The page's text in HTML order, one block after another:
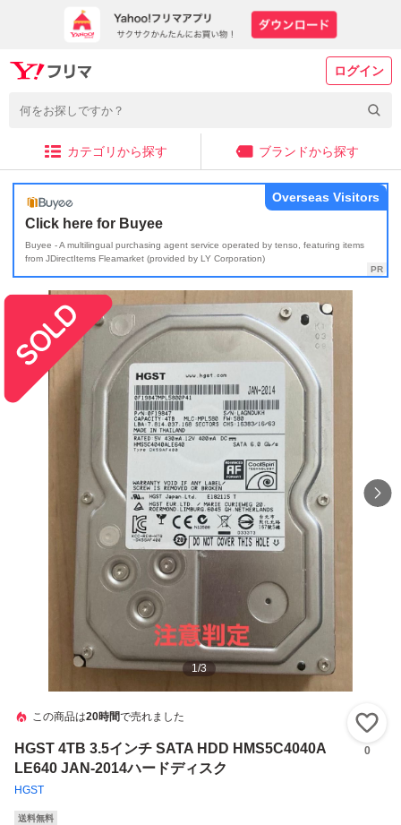
ログイン
カテゴリから探す ブランドから探す
Click here for Buyee
Buyee - A multilingual purchasing agent service operated by tenso, featuring items
from JDirectItems Fleamarket (provided by LY Corporation)
Overseas Visitors
1/3
この商品は20時間で売れました
HGST 4TB 3.5インチ SATA HDD HMS5C4040A
LE640 JAN-2014ハードディスク
HGST
0
送料無料